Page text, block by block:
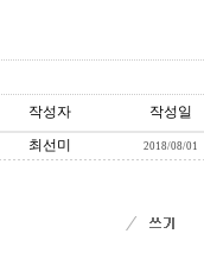
작성자 작성일
최선미 2018/08/01